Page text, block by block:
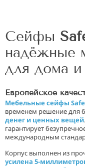
Сейфы
надёжные
для дома
Европейское
Мебельные сейфы
временем решение для
денег и ценных вещей
гарантирует
международным
Корпус выполнен из
усилена 5-